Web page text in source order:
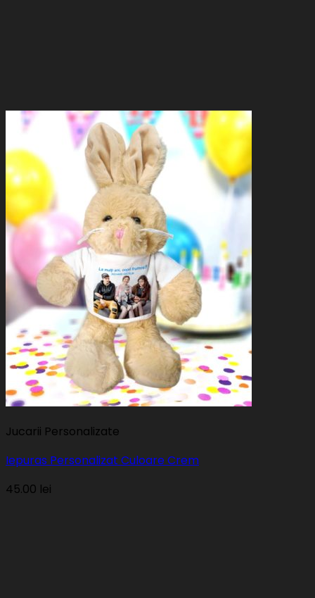
Jucarii Personalizate
Iepuras Personalizat Culoare Crem
45.00 lei